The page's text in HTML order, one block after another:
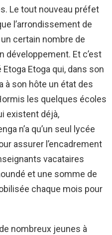
Le tout nouveau préfet
l’arrondissement de
certain nombre de
développement. Et c’est
Etoga qui, dans son
à son hôte un état des
les quelques écoles
existent déjà,
n’a qu’un seul lycée
assurer l’encadrement
vacataires
et une somme de
chaque mois pour
nombreux jeunes à